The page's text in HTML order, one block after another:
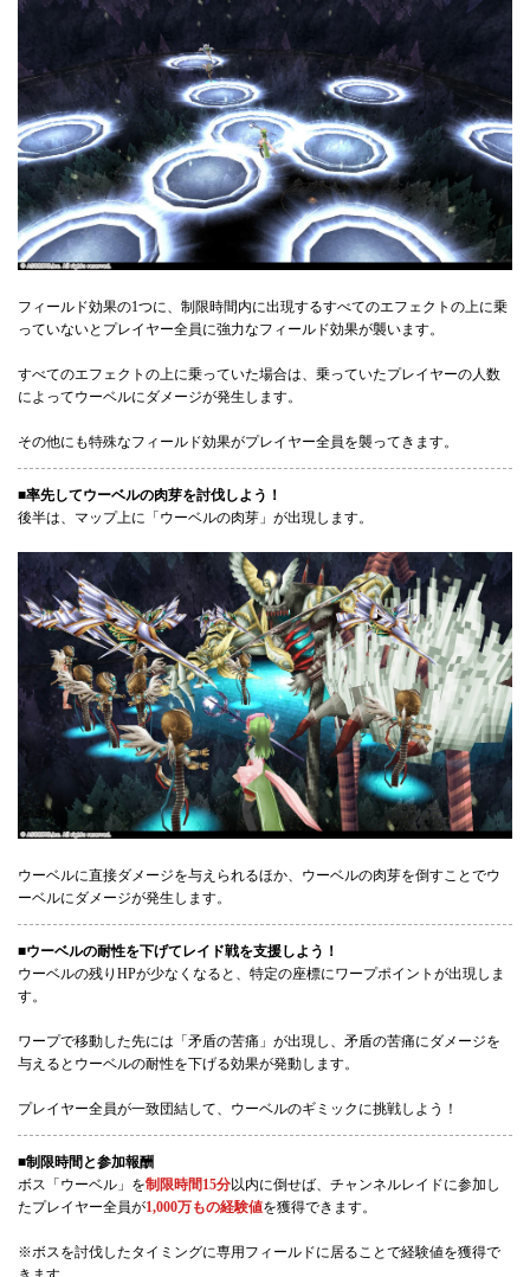
フィールド効果の1つに、制限時間内に出現するすべてのエフェクトの上に乗
っていないとプレイヤー全員に強力なフィールド効果が襲います。
すべてのエフェクトの上に乗っていた場合は、乗っていたプレイヤーの人数
によってウーベルにダメージが発生します。
その他にも特殊なフィールド効果がプレイヤー全員を襲ってきます。
■率先してウーベルの肉芽を討伐しよう！
後半は、マップ上に「ウーベルの肉芽」が出現します。
ウーベルに直接ダメージを与えられるほか、ウーベルの肉芽を倒すことでウ
ーベルにダメージが発生します。
■ウーベルの耐性を下げてレイド戦を支援しよう！
ウーベルの残りHPが少なくなると、特定の座標にワープポイントが出現しま
す。
ワープで移動した先には「矛盾の苦痛」が出現し、矛盾の苦痛にダメージを
与えるとウーベルの耐性を下げる効果が発動します。
プレイヤー全員が一致団結して、ウーベルのギミックに挑戦しよう！
■制限時間と参加報酬
ボス「ウーベル」を制限時間15分以内に倒せば、チャンネルレイドに参加し
たプレイヤー全員が1,000万もの経験値を獲得できます。
※ボスを討伐したタイミングに専用フィールドに居ることで経験値を獲得で